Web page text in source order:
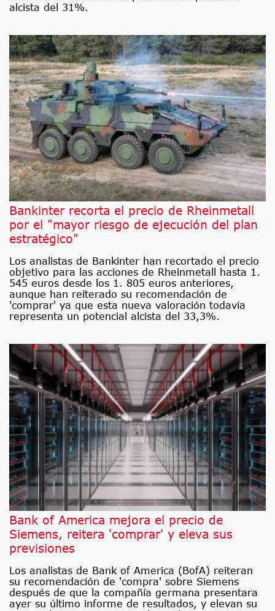
alcista del 31%.
Bankinter recorta el precio de Rheinmetall
por el "mayor riesgo de ejecución del plan
estratégico"
Los analistas de Bankinter han recortado el precio
objetivo para las acciones de Rheinmetall hasta 1.
545 euros desde los 1. 805 euros anteriores,
aunque han reiterado su recomendación de
'comprar' ya que esta nueva valoración todavía
representa un potencial alcista del 33,3%.
Bank of America mejora el precio de
Siemens, reitera 'comprar' y eleva sus
previsiones
Los analistas de Bank of America (BofA) reiteran
su recomendación de 'compra' sobre Siemens
después de que la compañía germana presentara
ayer su último informe de resultados, y elevan su